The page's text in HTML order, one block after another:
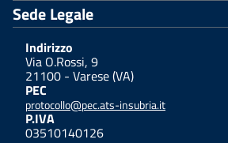
Sede Legale
Indirizzo
Via O.Rossi, 9
21100 - Varese (VA)
PEC
protocollo@pec.ats-insubria.it
P.IVA
03510140126